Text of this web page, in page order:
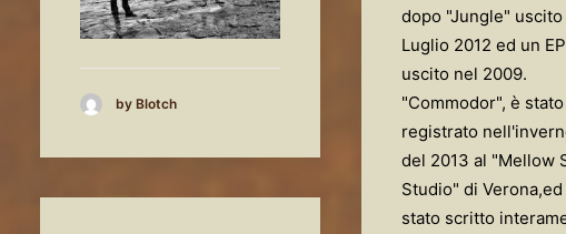
dopo "Jungle" uscito
Luglio 2012 ed un EP
uscito nel 2009.
"Commodor", è stato
registrato
del 2013 al "Mellow
Studio" di Verona,ed
stato scritto
by Blotch